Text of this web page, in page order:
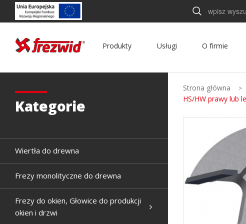
Szukaj
Produkty Usługi O firmie
Kategorie
Wiertła do drewna
Frezy monolityczne do drewna
Frezy do okien, Głowice do produkcji
okien i drzwi
Strona główna
HS/HW prawy lub